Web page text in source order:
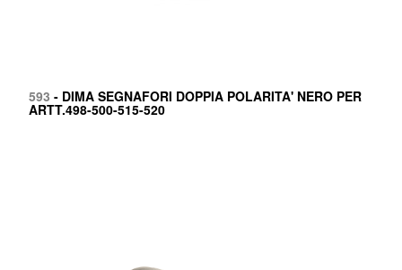
593 - DIMA SEGNAFORI DOPPIA POLARITA' NERO PER
ARTT.498-500-515-520